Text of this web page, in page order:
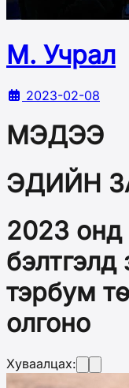
М. Учрал
2023-02-08
МЭДЭЭ
ЭДИЙН
2023 онд
тэрбум
олгоно
Хуваалцах: